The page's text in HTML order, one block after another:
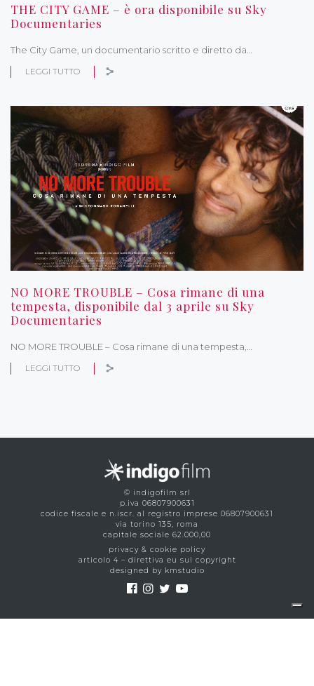
THE CITY GAME – è ora disponibile su Sky
Documentaries
The City Game, un documentario scritto e diretto da…
LEGGI TUTTO
NO MORE TROUBLE – Cosa rimane di una
tempesta, disponibile dal 3 aprile su Sky
Documentaries
NO MORE TROUBLE – Cosa rimane di una tempesta,…
LEGGI TUTTO
© indigofilm srl
p.iva 06807900631
codice fiscale e n.iscr. al registro imprese 06807900631
via torino 135, roma
capitale sociale 62.000,00
privacy & cookie policy
articolo 4 – direttiva eu sul copyright
designed by kmstudio